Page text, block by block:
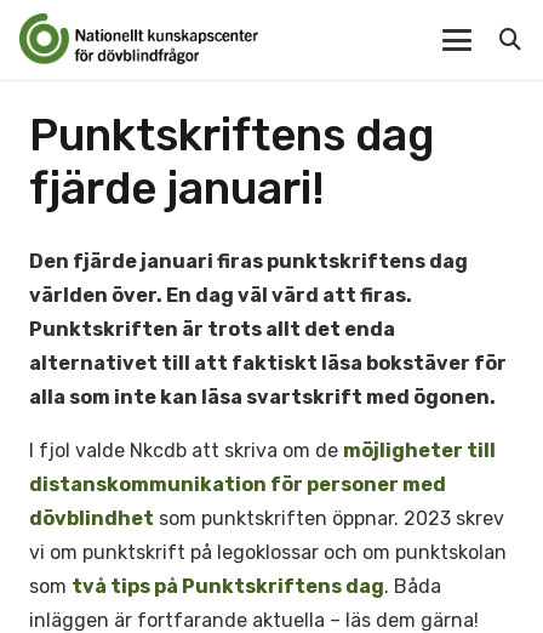
Punktskriftens dag
fjärde januari!
Den fjärde januari firas punktskriftens dag
världen över. En dag väl värd att firas.
Punktskriften är trots allt det enda
alternativet till att faktiskt läsa bokstäver för
alla som inte kan läsa svartskrift med ögonen.
I fjol valde Nkcdb att skriva om de möjligheter till
distanskommunikation för personer med
dövblindhet som punktskriften öppnar. 2023 skrev
vi om punktskrift på legoklossar och om punktskolan
som två tips på Punktskriftens dag. Båda
inläggen är fortfarande aktuella – läs dem gärna!